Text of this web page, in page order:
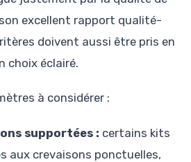
excellent rapport qualité-
doivent aussi être pris en
choix éclairé.
à considérer :
supportées : certains kits
aux crevaisons ponctuelles,